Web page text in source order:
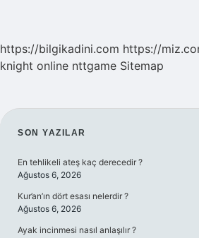
https://bilgikadini.com https://
knight online nttgame Sitemap
SIDEBAR
SON YAZILAR
En tehlikeli ateş kaç derecedir ?
Ağustos 6, 2026
Kur’an’ın dört esası nelerdir ?
Ağustos 6, 2026
Ayak incinmesi nasıl anlaşılır ?